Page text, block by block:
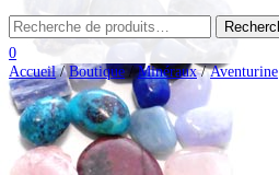
0
Accueil/Boutique/Minéraux/Aventurine